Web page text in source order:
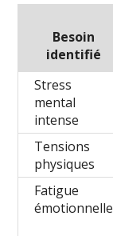
Besoin
identifié
Stress
mental
intense
Tensions
physiques
Fatigue
émotionnelle